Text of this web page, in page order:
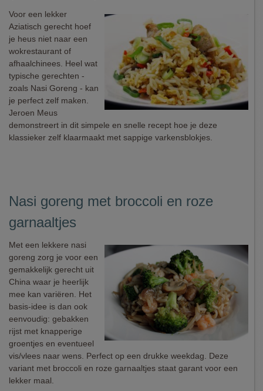
Voor een lekker
Aziatisch gerecht hoef
je heus niet naar een
wokrestaurant of
afhaalchinees. Heel wat
typische gerechten -
zoals Nasi Goreng - kan
je perfect zelf maken.
Jeroen Meus
demonstreert in dit simpele en snelle recept hoe je deze
klassieker zelf klaarmaakt met sappige varkensblokjes.
Nasi goreng met broccoli en roze
garnaaltjes
Met een lekkere nasi
goreng zorg je voor een
gemakkelijk gerecht uit
China waar je heerlijk
mee kan variëren. Het
basis-idee is dan ook
eenvoudig: gebakken
rijst met knapperige
groentjes en eventueel
vis/vlees naar wens. Perfect op een drukke weekdag. Deze
variant met broccoli en roze garnaaltjes staat garant voor een
lekker maal.